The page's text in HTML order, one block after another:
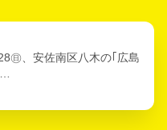
㊐、安佐南区八木の｢広島